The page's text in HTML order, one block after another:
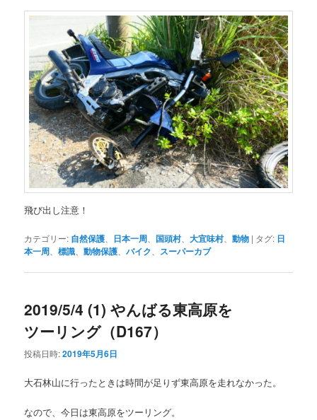
飛び出し注意！
カテゴリー: 自然保護 日本一周 国頭村、大宜味村、動物 | タグ: 日
本一周 、標識 、動物保護 、バイク スーパーカブ
2019/5/4 (1) やんばる東高原を
ツーリング（D167）
投稿日時:2019年5月6日
大石林山に行ったときは時間が足りず東高原を走れなかった。
なので、今日は東高原をツーリング。